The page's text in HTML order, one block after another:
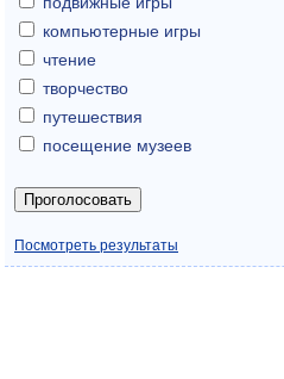
компьютерные игры
чтение
творчество
путешествия
посещение музеев
Посмотреть результаты